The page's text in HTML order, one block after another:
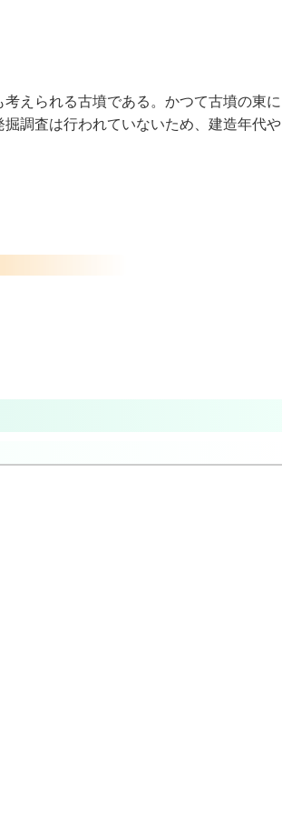
えられる古墳である。かつて古墳の東に
調査は行われていないため、建造年代や